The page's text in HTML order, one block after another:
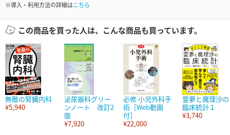
※導入・利用方法の詳細はこちら
この商品を買った人は、こんな商品も買っています。
無敵の腎臓内科
¥5,940
泌尿器科グリー
ンノート 改訂2
版
¥7,920
必修 小児外科手
術［Web動画
付］
¥22,000
霊夢と魔理沙の
臨床統計１
¥3,740